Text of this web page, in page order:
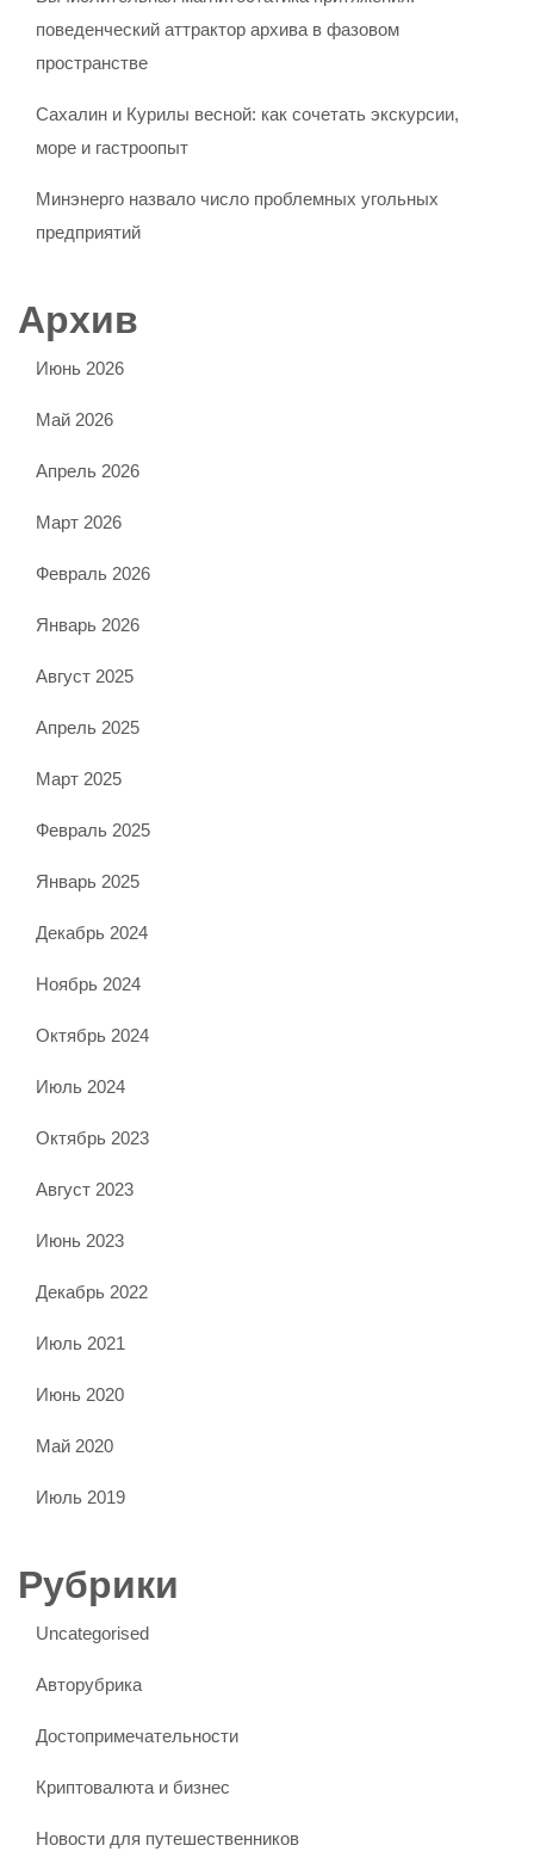
поведенческий аттрактор архива в фазовом
пространстве
Сахалин и Курилы весной: как сочетать экскурсии,
море и гастроопыт
Минэнерго назвало число проблемных угольных
предприятий
Архив
Июнь 2026
Май 2026
Апрель 2026
Март 2026
Февраль 2026
Январь 2026
Август 2025
Апрель 2025
Март 2025
Февраль 2025
Январь 2025
Декабрь 2024
Ноябрь 2024
Октябрь 2024
Июль 2024
Октябрь 2023
Август 2023
Июнь 2023
Декабрь 2022
Июль 2021
Июнь 2020
Май 2020
Июль 2019
Рубрики
Uncategorised
Авторубрика
Достопримечательности
Криптовалюта и бизнес
Новости для путешественников